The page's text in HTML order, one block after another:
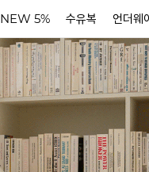
NEW 5% 수유복 언더웨